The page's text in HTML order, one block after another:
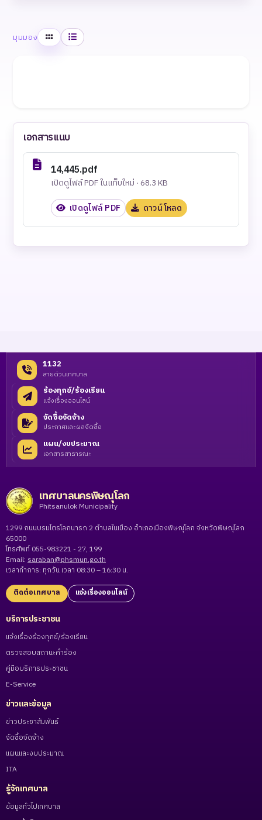
มุมมอง ตารางรายการ
เอกสารแนบ
14,445.pdf
เปิดดูไฟล์ PDF ในแท็บใหม่ · 68.3 KB
เปิดดูไฟล์ PDF ดาวน์โหลด
1132
สายด่วนเทศบาล
ร้องทุกข์/ร้องเรียน
แจ้งเรื่องออนไลน์
จัดซื้อจัดจ้าง
ประกาศและผลจัดซื้อ
แผน/งบประมาณ
เอกสารสาธารณะ
เทศบาลนครพิษณุโลก
Phitsanulok Municipality
1299 ถนนบรมไตรโลกนารถ 2 ตำบลในเมือง อำเภอเมืองพิษณุโลก จังหวัดพิษณุโลก
65000
โทรศัพท์ 055-983221 - 27, 199
Email: saraban@phsmun.go.th
เวลาทำการ: ทุกวัน เวลา 08:30 – 16:30 น.
ติดต่อเทศบาล แจ้งเรื่องออนไลน์
บริการประชาชน
แจ้งเรื่องร้องทุกข์/ร้องเรียน
ตรวจสอบสถานะคำร้อง
คู่มือบริการประชาชน
E-Service
ข่าวและข้อมูล
ข่าวประชาสัมพันธ์
จัดซื้อจัดจ้าง
แผนและงบประมาณ
ITA
รู้จักเทศบาล
ข้อมูลทั่วไปเทศบาล